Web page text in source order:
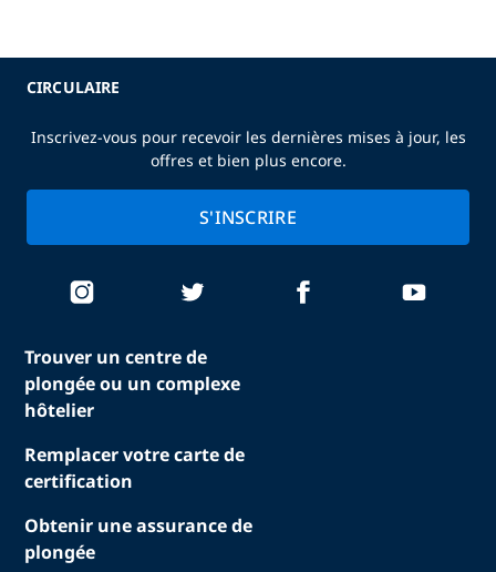
Trouver un centre de
plongée ou un complexe
hôtelier
Remplacer votre carte de
certification
Obtenir une assurance de
plongée
CIRCULAIRE
Inscrivez-vous pour recevoir les dernières mises à jour, les
offres et bien plus encore.
S'INSCRIRE